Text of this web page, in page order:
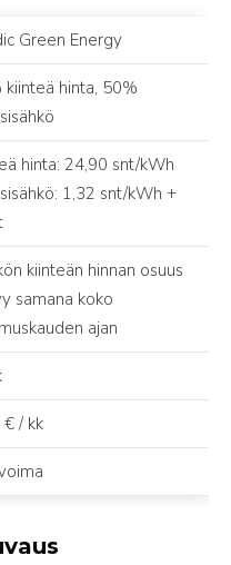
Green Energy
kiinteä hinta, 50%
hinta: 24,90 snt/kWh
1,32 snt/kWh +
kiinteän hinnan osuus
samana koko
ajan
/ kk